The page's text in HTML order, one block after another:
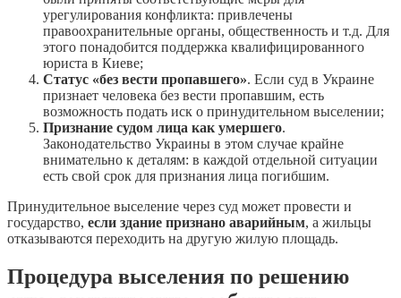
урегулирования конфликта: привлечены
правоохранительные органы, общественность и т.д. Для
этого понадобится поддержка квалифицированного
юриста в Киеве;
Статус «без вести пропавшего». Если суд в Украине
признает человека без вести пропавшим, есть
возможность подать иск о принудительном выселении;
Признание судом лица как умершего.
Законодательство Украины в этом случае крайне
внимательно к деталям: в каждой отдельной ситуации
есть свой срок для признания лица погибшим.
Принудительное выселение через суд может провести и
государство, если здание признано аварийным, а жильцы
отказываются переходить на другую жилую площадь.
Процедура выселения по решению